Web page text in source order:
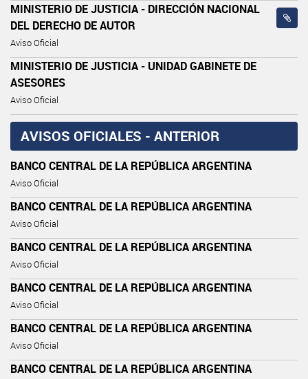
MINISTERIO DE JUSTICIA - DIRECCIÓN NACIONAL
DEL DERECHO DE AUTOR
Aviso Oficial
MINISTERIO DE JUSTICIA - UNIDAD GABINETE DE
ASESORES
Aviso Oficial
AVISOS OFICIALES - ANTERIOR
BANCO CENTRAL DE LA REPÚBLICA ARGENTINA
Aviso Oficial
BANCO CENTRAL DE LA REPÚBLICA ARGENTINA
Aviso Oficial
BANCO CENTRAL DE LA REPÚBLICA ARGENTINA
Aviso Oficial
BANCO CENTRAL DE LA REPÚBLICA ARGENTINA
Aviso Oficial
BANCO CENTRAL DE LA REPÚBLICA ARGENTINA
Aviso Oficial
BANCO CENTRAL DE LA REPÚBLICA ARGENTINA